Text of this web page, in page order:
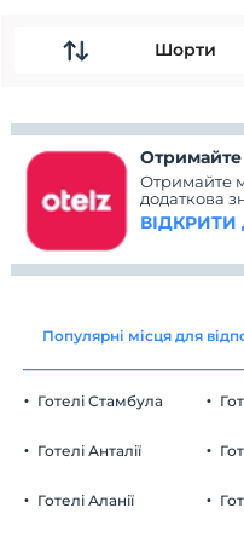
Шорти
Отримайте
додаткова
Популярні місця для
Готелі Стамбула
Готелі Анталії
Готелі Аланії